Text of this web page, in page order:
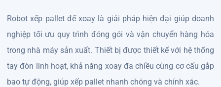
Robot xếp pallet đế xoay là giải pháp hiện đại giúp doanh
nghiệp tối ưu quy trình đóng gói và vận chuyển hàng hóa
trong nhà máy sản xuất. Thiết bị được thiết kế với hệ thống
tay đòn linh hoạt, khả năng xoay đa chiều cùng cơ cấu gắp
bao tự động, giúp xếp pallet nhanh chóng và chính xác.